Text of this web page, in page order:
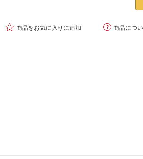
 商品をお気に入りに追加  商品につ